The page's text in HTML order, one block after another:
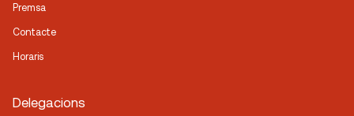
Premsa
Contacte
Horaris
Delegacions